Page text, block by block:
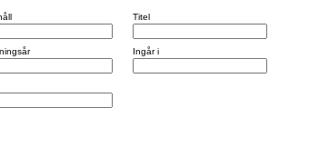
Titel
Ingår i